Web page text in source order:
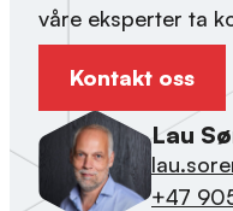
våre eksperter ta
Kontakt oss
Lau
+47